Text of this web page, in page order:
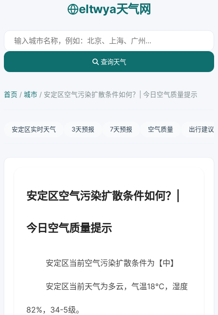
eltwya天气网
查询天气
首页 / 城市 / 安定区空气污染扩散条件如何？| 今日空气质量提示
安定区实时天气 3天预报 7天预报 空气质量 出行建议
安定区空气污染扩散条件如何？|
今日空气质量提示
安定区当前空气污染扩散条件为【中】
安定区当前天气为多云，气温18℃，湿度
82%，34-5级。